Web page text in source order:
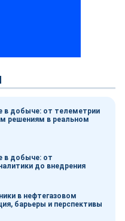
в добыче: от телеметрии
решениям в реальном
в добыче: от
до внедрения
в нефтегазовом
барьеры и перспективы